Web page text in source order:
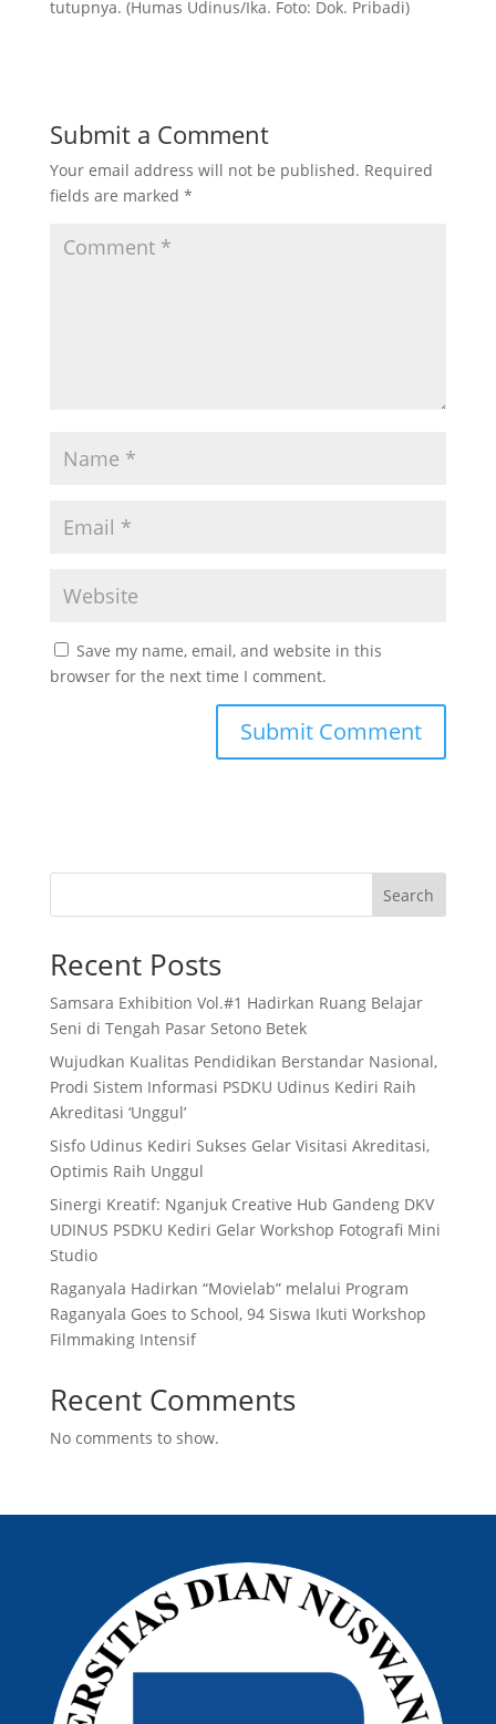
tutupnya. (Humas Udinus/Ika. Foto: Dok. Pribadi)
Submit a Comment
Your email address will not be published. Required
fields are marked *
Save my name, email, and website in this
browser for the next time I comment.
Search
Recent Posts
Samsara Exhibition Vol.#1 Hadirkan Ruang Belajar
Seni di Tengah Pasar Setono Betek
Wujudkan Kualitas Pendidikan Berstandar Nasional,
Prodi Sistem Informasi PSDKU Udinus Kediri Raih
Akreditasi ‘Unggul’
Sisfo Udinus Kediri Sukses Gelar Visitasi Akreditasi,
Optimis Raih Unggul
Sinergi Kreatif: Nganjuk Creative Hub Gandeng DKV
UDINUS PSDKU Kediri Gelar Workshop Fotografi Mini
Studio
Raganyala Hadirkan “Movielab” melalui Program
Raganyala Goes to School, 94 Siswa Ikuti Workshop
Filmmaking Intensif
Recent Comments
No comments to show.